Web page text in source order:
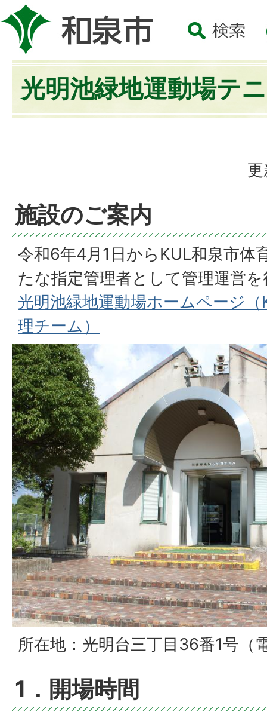
光明池緑地運動場テ
施設のご案内
令和6年4月1日からKUL和泉市体
たな指定管理者として管理運営
光明池緑地運動場ホームページ
理チーム）
所在地：光明台三丁目36番1号
1．開場時間